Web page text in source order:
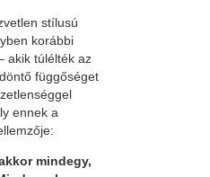
stílusú
korábbi
akik túlélték az
függőséget
ennek a
mindegy,